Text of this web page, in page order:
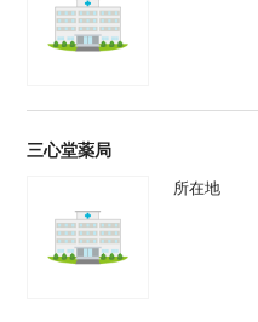
三心堂薬局
所在地